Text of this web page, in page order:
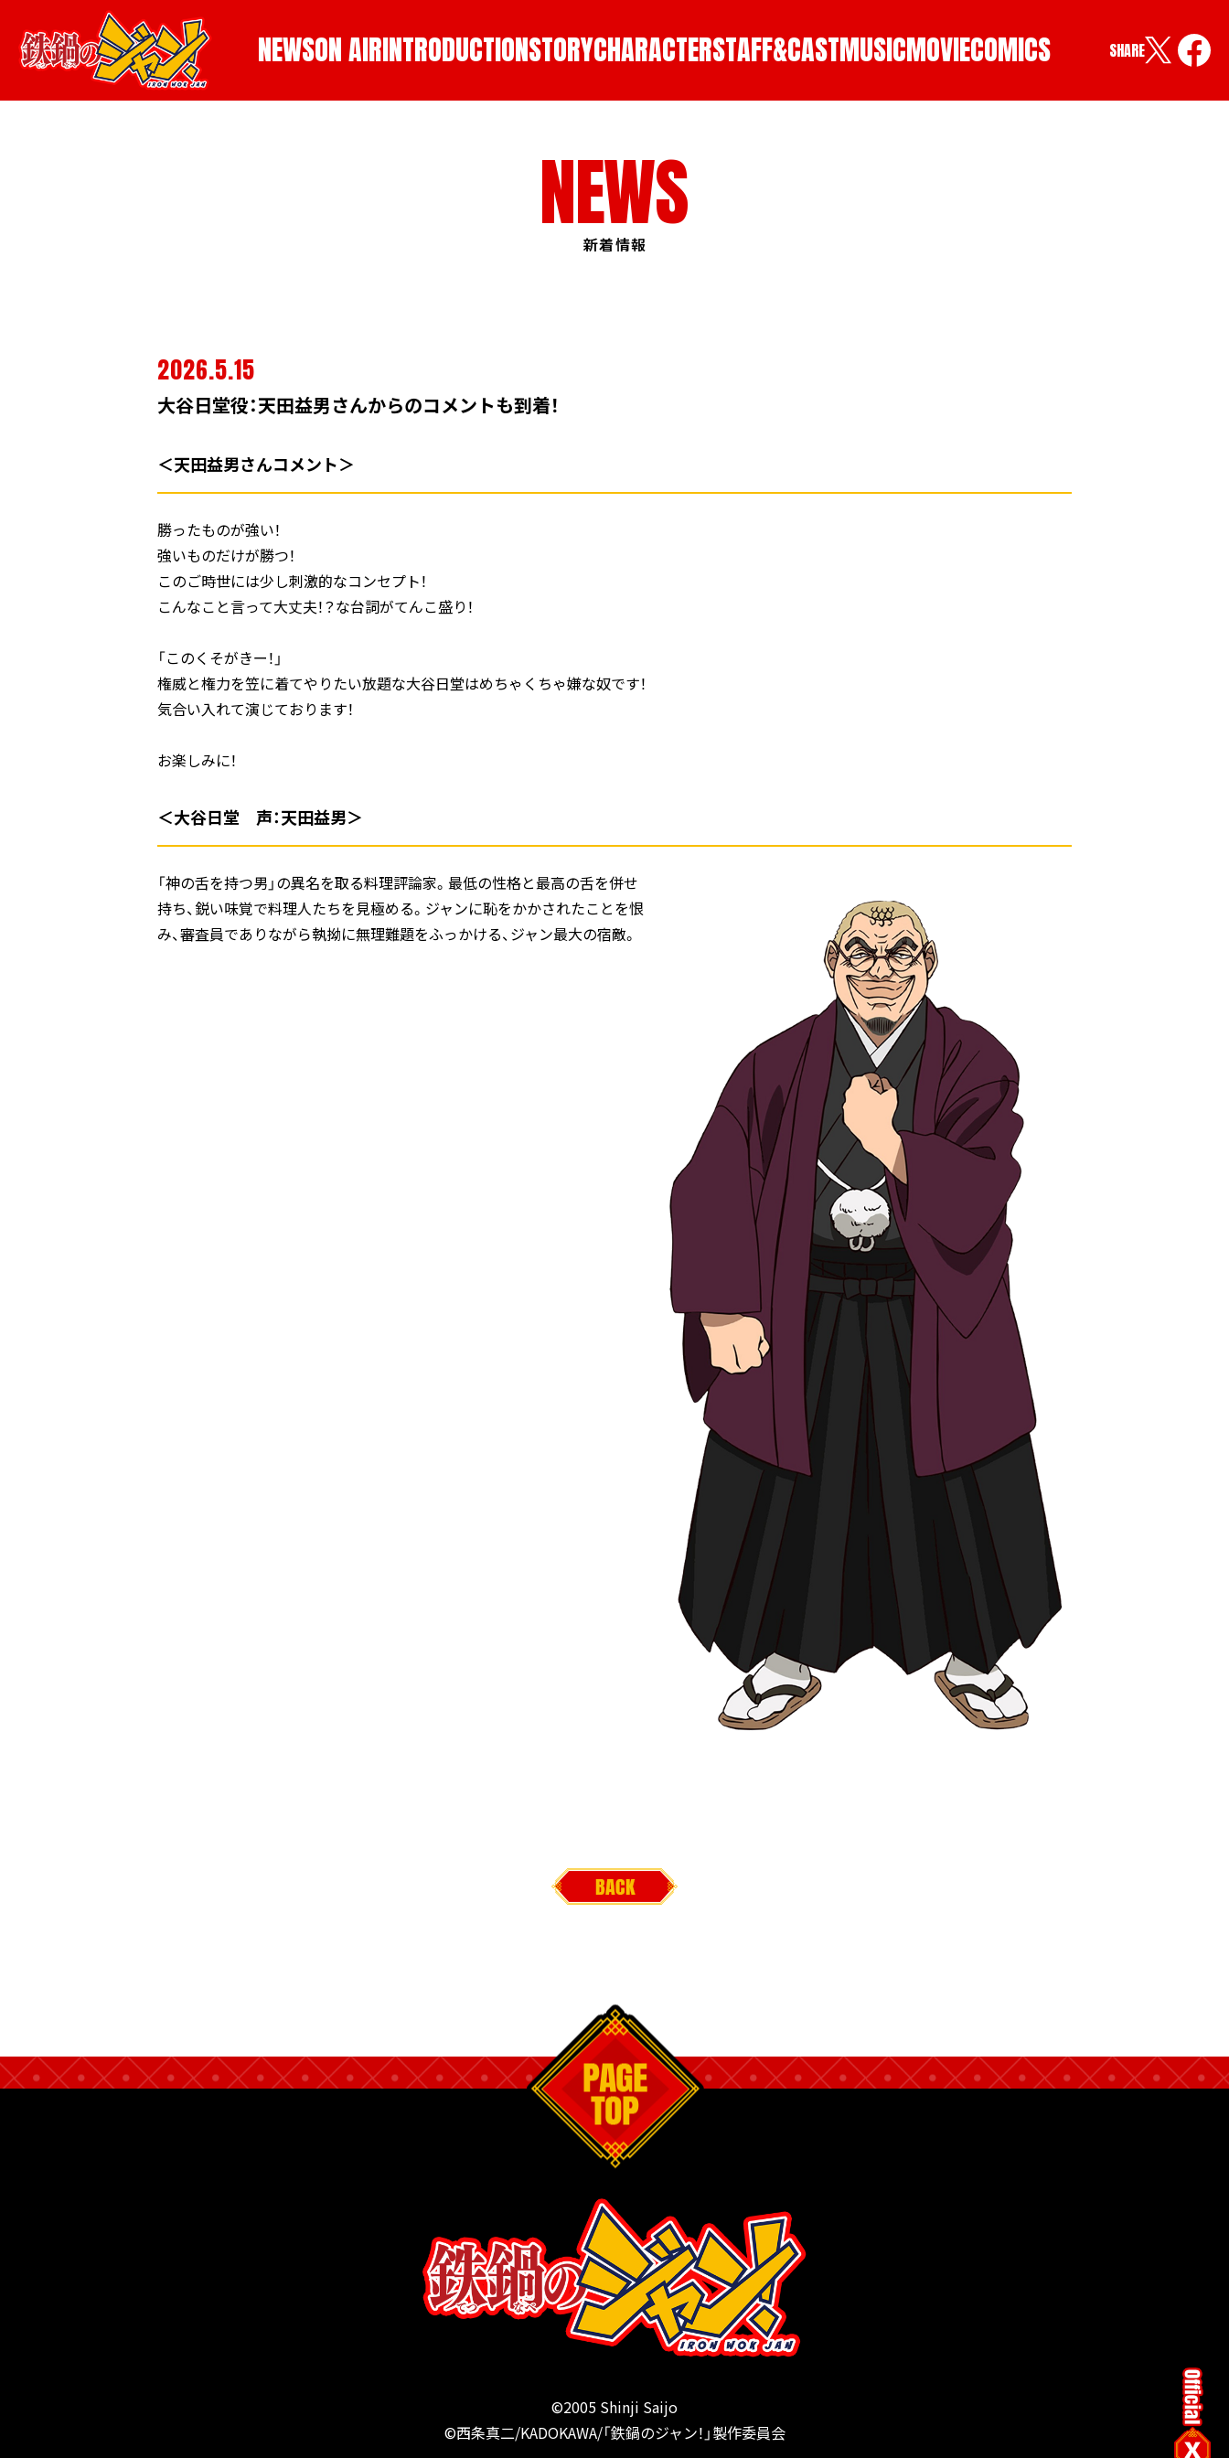
NEWSON AIRINTRODUCTIONSTORYCHARACTERSTAFF&CASTMUSICMOVIECOMICS SHARE
NEWS
新着情報
2026.5.15
大谷日堂役：天田益男さんからのコメントも到着！
＜天田益男さんコメント＞
勝ったものが強い！
強いものだけが勝つ！
このご時世には少し刺激的なコンセプト！
こんなこと言って大丈夫！？な台詞がてんこ盛り！
「このくそがきー！」
権威と権力を笠に着てやりたい放題な大谷日堂はめちゃくちゃ嫌な奴です！
気合い入れて演じております！
お楽しみに！
＜大谷日堂 声：天田益男＞
「神の舌を持つ男」の異名を取る料理評論家。最低の性格と最高の舌を併せ
持ち、鋭い味覚で料理人たちを見極める。ジャンに恥をかかされたことを恨
み、審査員でありながら執拗に無理難題をふっかける、ジャン最大の宿敵。
©2005 Shinji Saijo
©西条真二/KADOKAWA/「鉄鍋のジャン！」製作委員会